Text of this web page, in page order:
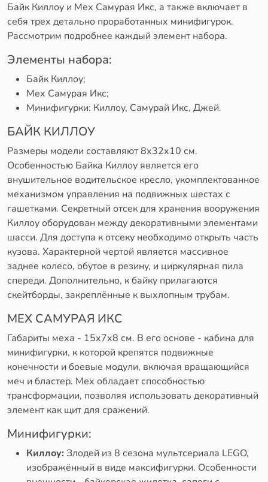
Байк Киллоу и Мех Самурая Икс, а также включает в
себя трех детально проработанных минифигурок.
Рассмотрим подробнее каждый элемент набора.
Элементы набора:
Байк Киллоу;
Мех Самурая Икс;
Минифигурки: Киллоу, Самурай Икс, Джей.
БАЙК КИЛЛОУ
Размеры модели составляют 8х32х10 см.
Особенностью Байка Киллоу является его
внушительное водительское кресло, укомплектованное
механизмом управления на подвижных шестах с
гашетками. Секретный отсек для хранения вооружения
Киллоу оборудован между декоративными элементами
шасси. Для доступа к отсеку необходимо открыть часть
кузова. Характерной чертой является массивное
заднее колесо, обутое в резину, и циркулярная пила
спереди. Дополнительно, к байку прилагаются
скейтборды, закреплённые к выхлопным трубам.
МЕХ САМУРАЯ ИКС
Габариты меха - 15х7х8 см. В его основе - кабина для
минифигурки, к которой крепятся подвижные
конечности и боевые модули, включая вращающийся
меч и бластер. Мех обладает способностью
трансформации, позволяя использовать декоративный
элемент как щит для сражений.
Минифигурки:
Киллоу:Злодей из 8 сезона мультсериала LEGO,
изображённый в виде максифигурки. Особенности